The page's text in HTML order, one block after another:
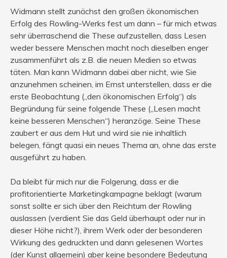
Widmann stellt zunächst den großen ökonomischen
Erfolg des Rowling-Werks fest um dann – für mich etwas
sehr überraschend die These aufzustellen, dass Lesen
weder bessere Menschen macht noch dieselben enger
zusammenführt als z.B. die neuen Medien so etwas
täten. Man kann Widmann dabei aber nicht, wie Sie
anzunehmen scheinen, im Ernst unterstellen, dass er die
erste Beobachtung („den ökonomischen Erfolg“) als
Begründung für seine folgende These („Lesen macht
keine besseren Menschen“) heranzöge. Seine These
zaubert er aus dem Hut und wird sie nie inhaltlich
belegen, fängt quasi ein neues Thema an, ohne das erste
ausgeführt zu haben.
Da bleibt für mich nur die Folgerung, dass er die
profitorientierte Marketingkampagne beklagt (warum
sonst sollte er sich über den Reichtum der Rowling
auslassen (verdient Sie das Geld überhaupt oder nur in
dieser Höhe nicht?), ihrem Werk oder der besonderen
Wirkung des gedruckten und dann gelesenen Wortes
(der Kunst allgemein) aber keine besondere Bedeutung